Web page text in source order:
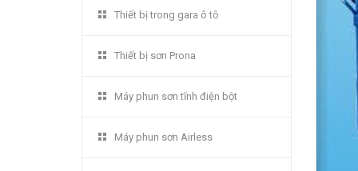
Thiết bị trong gara ô tô
Thiết bị sơn Prona
Máy phun sơn tĩnh điện bột
Máy phun sơn Airless